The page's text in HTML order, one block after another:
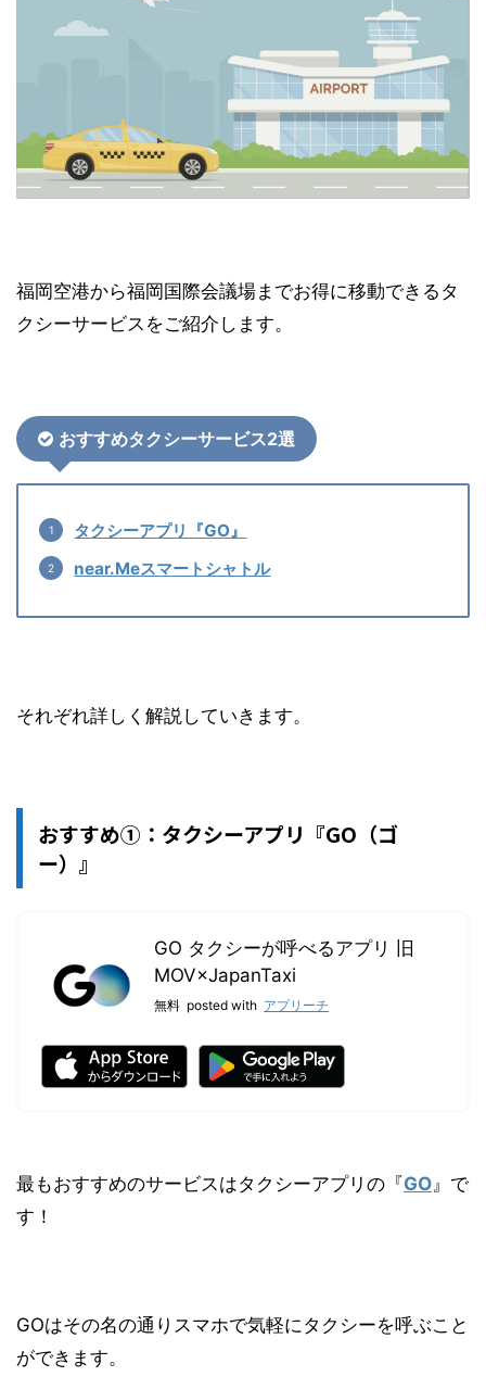
福岡空港から福岡国際会議場までお得に移動できるタ
クシーサービスをご紹介します。
おすすめタクシーサービス2選
タクシーアプリ『GO』
near.Meスマートシャトル
それぞれ詳しく解説していきます。
おすすめ①：タクシーアプリ『GO（ゴ
ー）』
GO タクシーが呼べるアプリ 旧
MOV×JapanTaxi
無料 posted with アプリーチ
最もおすすめのサービスはタクシーアプリの『GO』で
す！
GOはその名の通りスマホで気軽にタクシーを呼ぶこと
ができます。